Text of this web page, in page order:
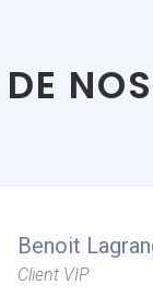
Benoit
Client VIP